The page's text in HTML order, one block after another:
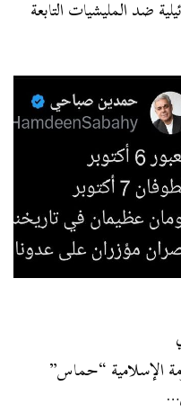
ضد المليشيات التابعة
المقاومة الإسلامية “حماس”